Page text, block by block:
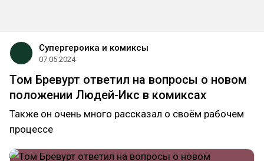
Супергероика и комиксы
07.05.2024
Том Бревурт ответил на вопросы о новом
положении Людей-Икс в комиксах
Также он очень много рассказал о своём рабочем
процессе